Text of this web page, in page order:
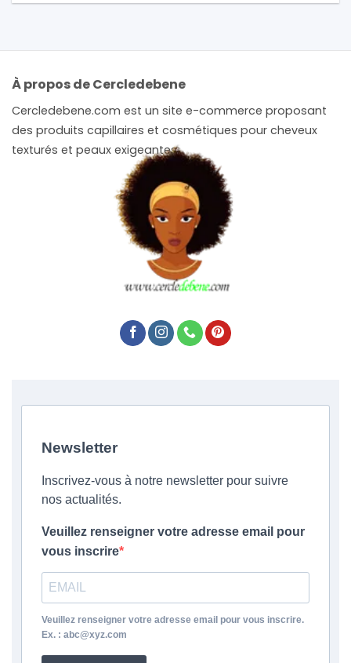
À propos de Cercledebene
Cercledebene.com est un site e-commerce proposant
des produits capillaires et cosmétiques pour cheveux
texturés et peaux exigeantes.
Newsletter
Inscrivez-vous à notre newsletter pour suivre
nos actualités.
Veuillez renseigner votre adresse email pour
vous inscrire
Veuillez renseigner votre adresse email pour vous inscrire.
Ex. : abc@xyz.com